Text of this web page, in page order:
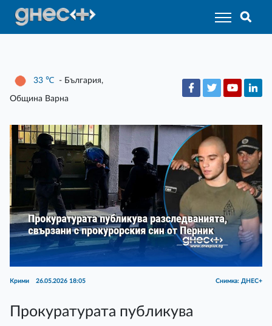
33 ℃ - България,
Община Варна
Крими 26.05.2026 18:05 Снимка: ДНЕС+
Прокуратурата публикува